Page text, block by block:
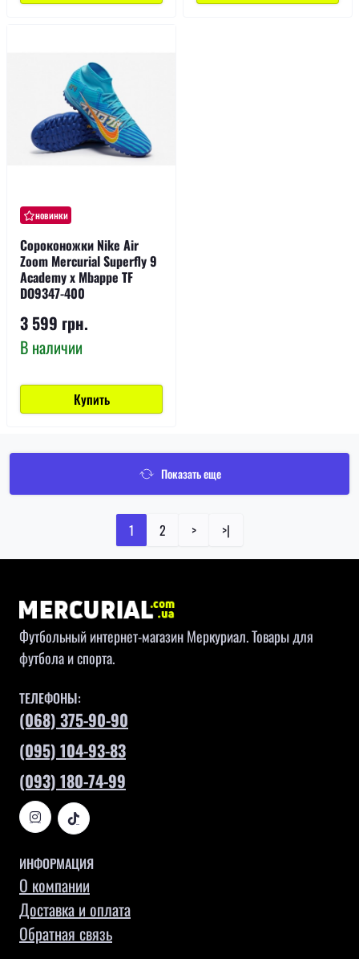
новинки
Сороконожки Nike Air
Zoom Mercurial Superfly 9
Academy x Mbappe TF
DO9347-400
3 599 грн.
В наличии
Купить
Показать еще
1 2 > >|
Футбольный интернет-магазин Меркуриал. Товары для
футбола и спорта.
ТЕЛЕФОНЫ:
(068) 375-90-90
(095) 104-93-83
(093) 180-74-99
ИНФОРМАЦИЯ
О компании
Доставка и оплата
Обратная связь